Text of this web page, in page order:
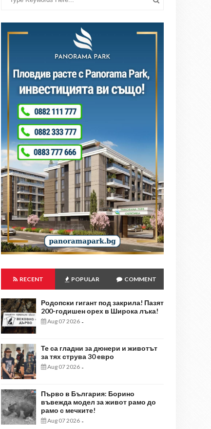
RECENT POPULAR COMMENT
Родопски гигант под закрила! Пазят
200-годишен орех в Широка лъка!
Aug 07 2026 -
Те са гладни за дюнери и животът
за тях струва 30 евро
Aug 07 2026 -
Първо в България: Борино
въвежда модел за живот рамо до
рамо с мечките!
Aug 07 2026 -